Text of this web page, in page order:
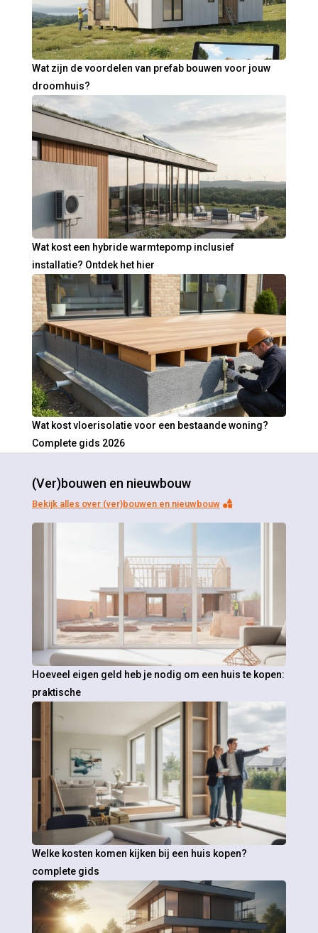
Wat zijn de voordelen van prefab bouwen voor jouw
droomhuis?
Wat kost een hybride warmtepomp inclusief
installatie? Ontdek het hier
Wat kost vloerisolatie voor een bestaande woning?
Complete gids 2026
(Ver)bouwen en nieuwbouw
Bekijk alles over (ver)bouwen en nieuwbouw
Hoeveel eigen geld heb je nodig om een huis te kopen:
praktische
Welke kosten komen kijken bij een huis kopen?
complete gids